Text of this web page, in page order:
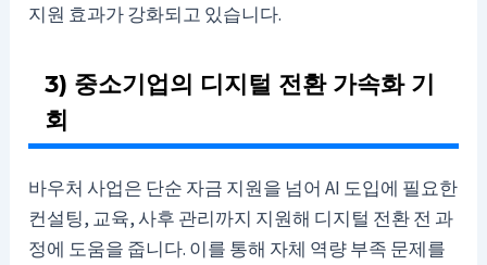
지원 효과가 강화되고 있습니다.
3) 중소기업의 디지털 전환 가속화 기
회
바우처 사업은 단순 자금 지원을 넘어 AI 도입에 필요한
컨설팅, 교육, 사후 관리까지 지원해 디지털 전환 전 과
정에 도움을 줍니다. 이를 통해 자체 역량 부족 문제를